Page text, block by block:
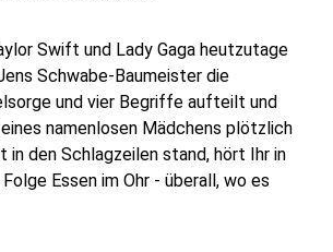
Swift und Lady Gaga heutzutage
Schwabe-Baumeister die
und vier Begriffe aufteilt und
namenlosen Mädchens plötzlich
in den Schlagzeilen stand, hört Ihr in
Essen im Ohr - überall, wo es